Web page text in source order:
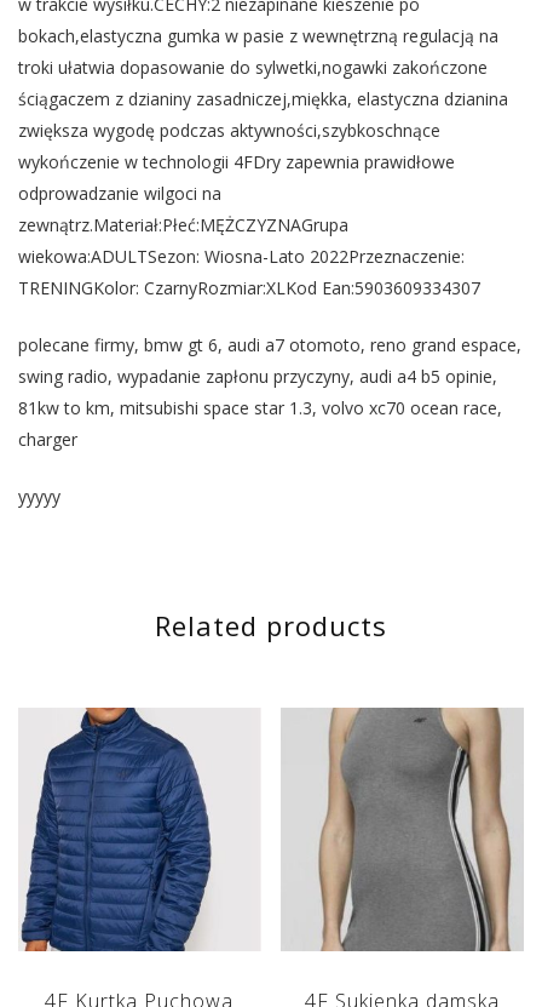
bokach,elastyczna gumka w pasie z wewnętrzną regulacją na
troki ułatwia dopasowanie do sylwetki,nogawki zakończone
ściągaczem z dzianiny zasadniczej,miękka, elastyczna dzianina
zwiększa wygodę podczas aktywności,szybkoschnące
wykończenie w technologii 4FDry zapewnia prawidłowe
odprowadzanie wilgoci na
zewnątrz.Materiał:Płeć:MĘŻCZYZNAGrupa
wiekowa:ADULTSezon: Wiosna-Lato 2022Przeznaczenie:
TRENINGKolor: CzarnyRozmiar:XLKod Ean:5903609334307
polecane firmy, bmw gt 6, audi a7 otomoto, reno grand espace,
swing radio, wypadanie zapłonu przyczyny, audi a4 b5 opinie,
81kw to km, mitsubishi space star 1.3, volvo xc70 ocean race,
charger
yyyyy
Related products
4F Kurtka Puchowa 4F Sukienka damska